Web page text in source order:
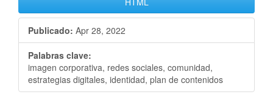
Publicado: Apr 28, 2022
Palabras clave:
imagen corporativa, redes sociales, comunidad,
estrategias digitales, identidad, plan de contenidos